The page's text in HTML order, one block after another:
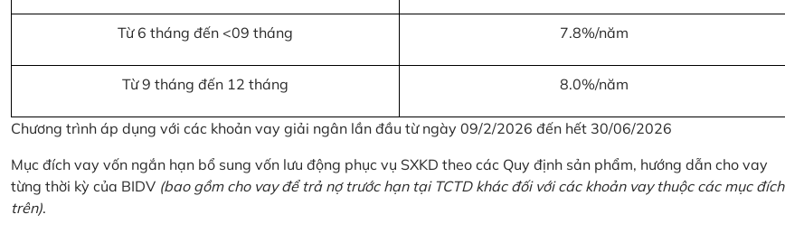
Từ 6 tháng đến <09 tháng 7.8%/năm
Từ 9 tháng đến 12 tháng 8.0%/năm
Chương trình áp dụng với các khoản vay giải ngân lần đầu từ ngày 09/2/2026 đến hết 30/06/2026
Mục đích vay vốn ngắn hạn bổ sung vốn lưu động phục vụ SXKD theo các Quy định sản phẩm, hướng dẫn cho vay
từng thời kỳ của BIDV (bao gồm cho vay để trả nợ trước hạn tại TCTD khác đối với các khoản vay thuộc các mục đích
trên).